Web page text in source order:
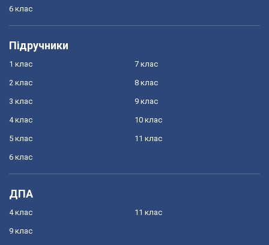
6 клас
Підручники
1 клас
2 клас
3 клас
4 клас
5 клас
6 клас
7 клас
8 клас
9 клас
10 клас
11 клас
ДПА
4 клас
9 клас
11 клас